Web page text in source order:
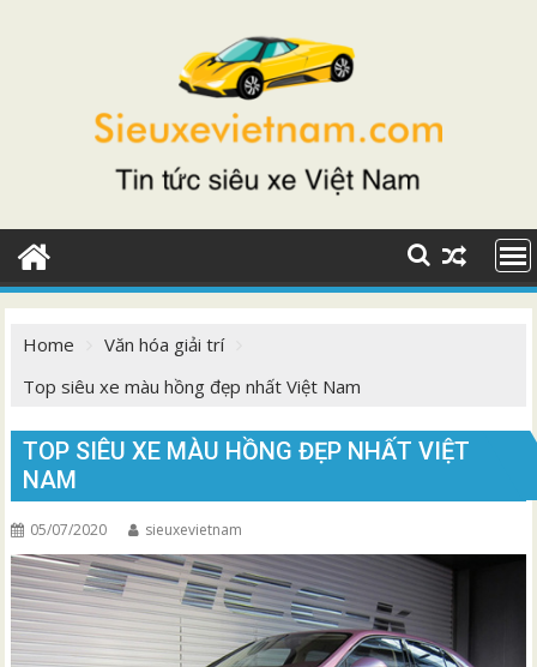
Home
Văn hóa giải trí
Top siêu xe màu hồng đẹp nhất Việt Nam
TOP SIÊU XE MÀU HỒNG ĐẸP NHẤT VIỆT
NAM
05/07/2020 sieuxevietnam